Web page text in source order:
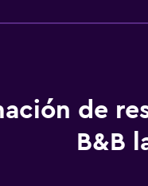
de
B&B